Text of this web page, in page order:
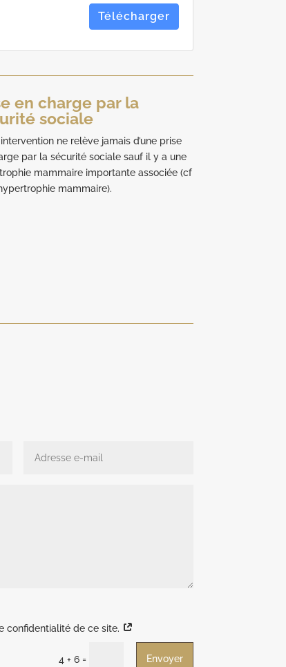
Télécharger
en charge par la
sociale
ne relève jamais d’une prise
par la sécurité sociale sauf il y a une
mammaire importante associée (cf
mammaire).
confidentialité de ce site.
4 + 6= Envoyer